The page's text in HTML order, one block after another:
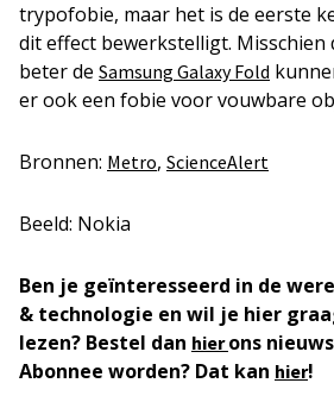
trypofobie, maar het is de eerste
dit effect bewerkstelligt. Misschien
beter de Samsung Galaxy Fold
er ook een fobie voor vouwbare
Bronnen: Metro, ScienceAlert
Beeld: Nokia
Ben je geïnteresseerd in de
& technologie en wil je hier
lezen? Bestel dan hierons
Abonnee worden? Dat kan hier!